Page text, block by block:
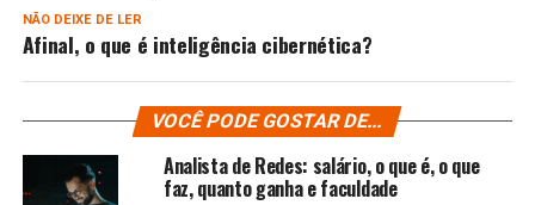
NÃO DEIXE DE LER
Afinal, o que é inteligência cibernética?
VOCÊ PODE GOSTAR DE...
Analista de Redes: salário, o que é, o que
faz, quanto ganha e faculdade